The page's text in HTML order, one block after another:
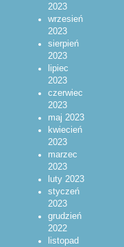
2023
wrzesień
2023
sierpień
2023
lipiec
2023
czerwiec
2023
maj 2023
kwiecień
2023
marzec
2023
luty 2023
styczeń
2023
grudzień
2022
listopad